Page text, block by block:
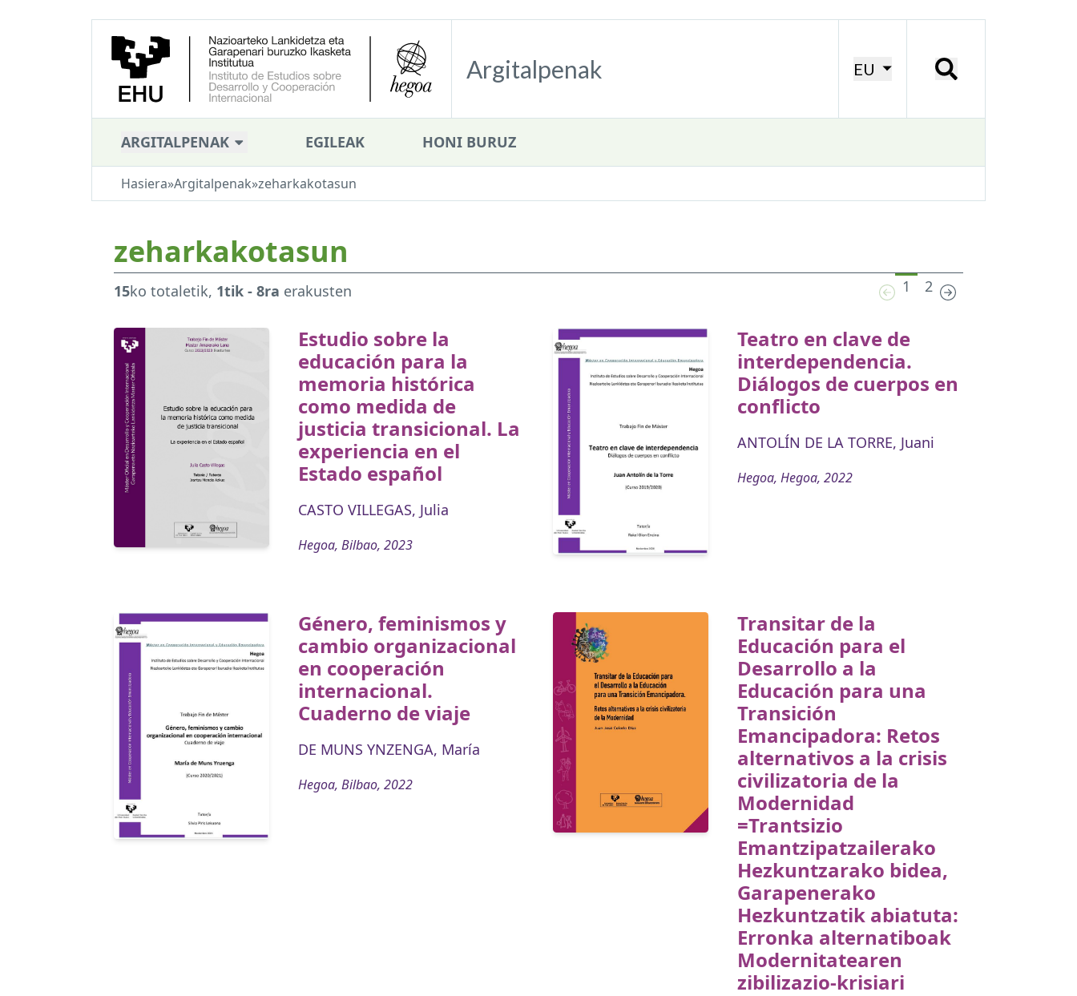
Argitalpenak EU
ARGITALPENAK EGILEAK HONI BURUZ
Hasiera»Argitalpenak»zeharkakotasun
zeharkakotasun
15ko totaletik, 1tik - 8ra erakusten 1 2
Estudio sobre la
educación para la
memoria histórica
como medida de
justicia transicional. La
experiencia en el
Estado español
CASTO VILLEGAS, Julia
Hegoa, Bilbao, 2023
Teatro en clave de
interdependencia.
Diálogos de cuerpos en
conflicto
ANTOLÍN DE LA TORRE, Juani
Hegoa, Hegoa, 2022
Género, feminismos y
cambio organizacional
en cooperación
internacional.
Cuaderno de viaje
DE MUNS YNZENGA, María
Hegoa, Bilbao, 2022
Transitar de la
Educación para el
Desarrollo a la
Educación para una
Transición
Emancipadora: Retos
alternativos a la crisis
civilizatoria de la
Modernidad
=Trantsizio
Emantzipatzailerako
Hezkuntzarako bidea,
Garapenerako
Hezkuntzatik abiatuta:
Erronka alternatiboak
Modernitatearen
zibilizazio-krisiari